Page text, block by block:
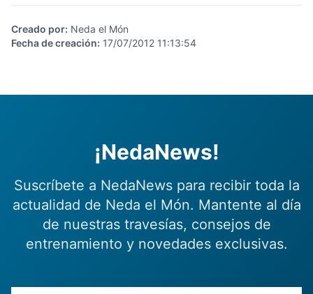
Creado por: Neda el Món
Fecha de creación: 17/07/2012 11:13:54
¡NedaNews!
Suscríbete a NedaNews para recibir toda la
actualidad de Neda el Món. Mantente al día
de nuestras travesías, consejos de
entrenamiento y novedades exclusivas.